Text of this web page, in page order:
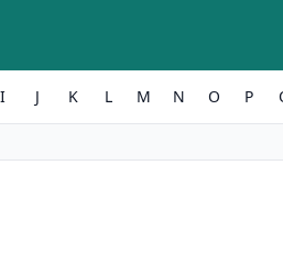
I J K L M N O P